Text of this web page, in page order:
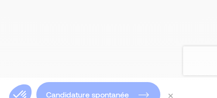
Candidature spontanée ×